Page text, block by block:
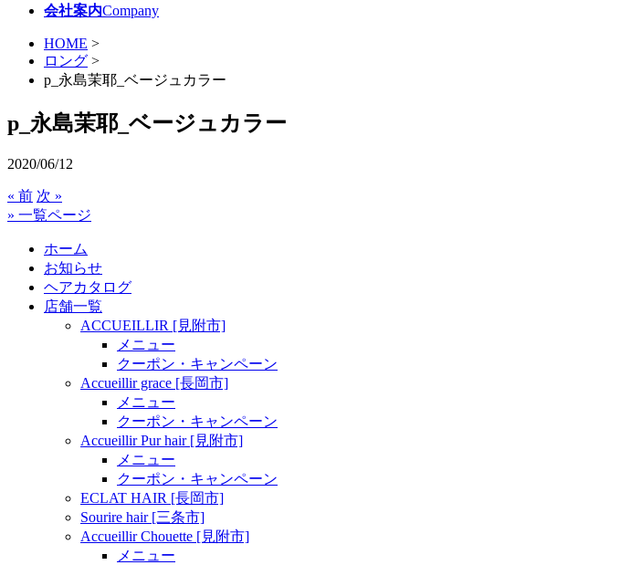
会社案内Company
HOME >
ロング >
p_永島茉耶_ベージュカラー
p_永島茉耶_ベージュカラー
2020/06/12
« 前 次 »
» 一覧ページ
ホーム
お知らせ
ヘアカタログ
店舗一覧
ACCUEILLIR [見附市]
メニュー
クーポン・キャンペーン
Accueillir grace [長岡市]
メニュー
クーポン・キャンペーン
Accueillir Pur hair [見附市]
メニュー
クーポン・キャンペーン
ECLAT HAIR [長岡市]
Sourire hair [三条市]
Accueillir Chouette [見附市]
メニュー